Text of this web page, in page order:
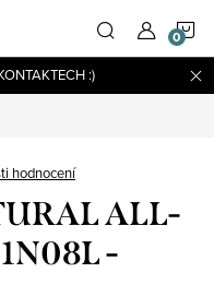
:)
hodnocení
ALL-
-